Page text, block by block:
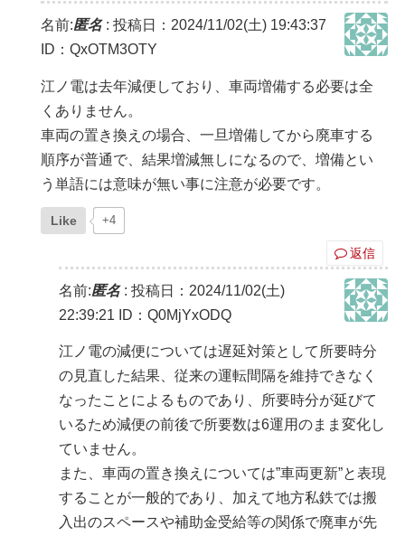
名前:匿名: 投稿日：2024/11/02(土) 19:43:37
ID：QxOTM3OTY
江ノ電は去年減便しており、車両増備する必要は全
くありません。
車両の置き換えの場合、一旦増備してから廃車する
順序が普通で、結果増減無しになるので、増備とい
う単語には意味が無い事に注意が必要です。
Like +4
返信
名前:匿名: 投稿日：2024/11/02(土)
22:39:21
ID：Q0MjYxODQ
江ノ電の減便については遅延対策として所要時分
の見直した結果、従来の運転間隔を維持できなく
なったことによるものであり、所要時分が延びて
いるため減便の前後で所要数は6運用のまま変化し
ていません。
また、車両の置き換えについては”車両更新”と表現
することが一般的であり、加えて地方私鉄では搬
入出のスペースや補助金受給等の関係で廃車が先